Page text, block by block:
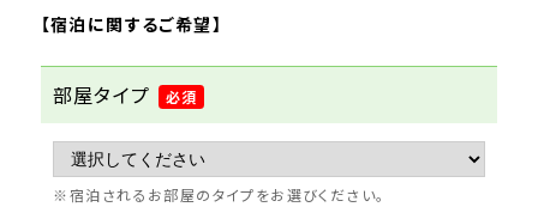
【宿泊に関するご希望】
部屋タイプ 必須
宿泊されるお部屋のタイプをお選びください。